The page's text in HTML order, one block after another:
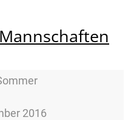
2016